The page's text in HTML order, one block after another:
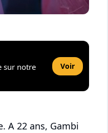
sur notre
Voir
A 22 ans, Gambi